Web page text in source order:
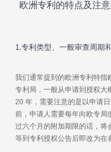
欧洲专利的特点及注
1.专利类型、一般审查周期
我们通常提到的欧洲专利特指
专利局，一般从申请到授权大
20 年，需要注意的是以申请
前，申请人需要每年向欧专局
过六个月的附加期限的话，将
等到专利授权公告后即改为在